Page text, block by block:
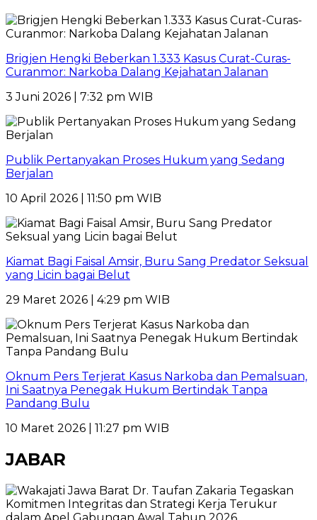
Brigjen Hengki Beberkan 1.333 Kasus Curat-Curas-
Curanmor: Narkoba Dalang Kejahatan Jalanan
3 Juni 2026 | 7:32 pm WIB
Publik Pertanyakan Proses Hukum yang Sedang
Berjalan
10 April 2026 | 11:50 pm WIB
Kiamat Bagi Faisal Amsir, Buru Sang Predator Seksual
yang Licin bagai Belut
29 Maret 2026 | 4:29 pm WIB
Oknum Pers Terjerat Kasus Narkoba dan Pemalsuan,
Ini Saatnya Penegak Hukum Bertindak Tanpa
Pandang Bulu
10 Maret 2026 | 11:27 pm WIB
JABAR